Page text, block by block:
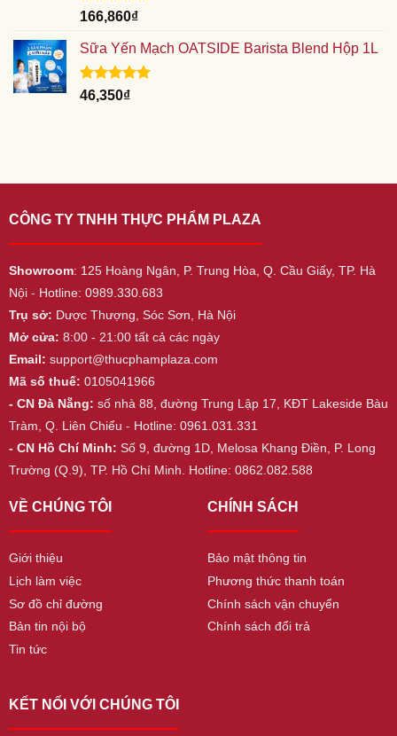
Được xếp
hạng
5 sao
166,860₫
Sữa Yến Mạch OATSIDE Barista Blend Hộp 1L
Được xếp
hạng
46,350₫
CÔNG TY TNHH THỰC PHẨM PLAZA
Showroom: 125 Hoàng Ngân, P. Trung Hòa, Q. Cầu Giấy, TP. Hà
Nội - Hotline: 0989.330.683
Trụ sở: Dược Thượng, Sóc Sơn, Hà Nội
Mở cửa: 8:00 - 21:00 tất cả các ngày
Email: support@thucphamplaza.com
Mã số thuế: 0105041966
- CN Đà Nẵng: số nhà 88, đường Trung Lập 17, KĐT Lakeside Bàu
Tràm, Q. Liên Chiểu - Hotline: 0961.031.331
- CN Hồ Chí Minh: Số 9, đường 1D, Melosa Khang Điền, P. Long
Trường (Q.9), TP. Hồ Chí Minh. Hotline: 0862.082.588
VỀ CHÚNG TÔI
Giới thiệu
Lịch làm việc
Sơ đồ chỉ đường
Bản tin nội bộ
Tin tức
CHÍNH SÁCH
Bảo mật thông tin
Phương thức thanh toán
Chính sách vận chuyển
Chính sách đổi trả
KẾT NỐI VỚI CHÚNG TÔI